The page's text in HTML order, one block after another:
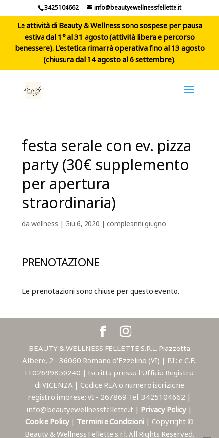
3425104662 info@beautyewellnessfellette.it
Le attività di Beauty & Wellness sono sospese per pausa
estiva dal 1° al 31 agosto (attività libera e percorso
benessere). L'estetica rimarrà operativa fino al 13 agosto
(chiusura dal 14 agosto al 6 settembre).
festa serale con ev. pizza
party (30€ supplemento
per apertura
straordinaria)
dawellness | Giu 6, 2020 | compleanni giugno
PRENOTAZIONE
Le prenotazioni sono chiuse per questo evento.
BEAUTY & WELLNESS FELLETTE S.R.L. Piazzetta
Albere, 2 - 36060 Romano d'Ezzelino (VI) | P.I.: e C.F.:
IT02699850240 | Iscritta presso l'Ufficio Registro
di VICENZA | Codice REA o numero iscrizione
registro imprese: VI - 267869 Tel. 3425104662 |
info@beautyewellnessfellette.it | Privacy Policy |
Cookie Policy | Termini e Condizioni | Copyright ©
Beauty & Wellness Fellette s.r.l. All Rights Reserved.